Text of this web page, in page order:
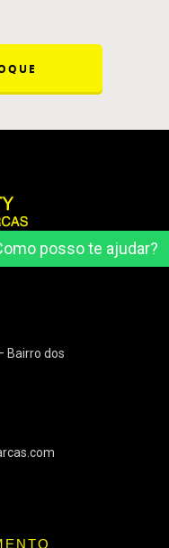
Bairro dos
posso te ajudar?